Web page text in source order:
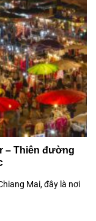
– Thiên đường
Mai, đây là nơi